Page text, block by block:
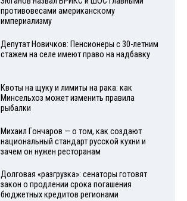
противовесами американскому
империализму
Депутат Новичков: Пенсионеры с 30-летним
стажем на селе имеют право на надбавку
Квоты на щуку и лимиты на рака: как
Минсельхоз может изменить правила
рыбалки
Михаил Гончаров — о том, как создают
национальный стандарт русской кухни и
зачем он нужен ресторанам
Долговая «разгрузка»: сенаторы готовят
закон о продлении срока погашения
бюджетных кредитов регионами